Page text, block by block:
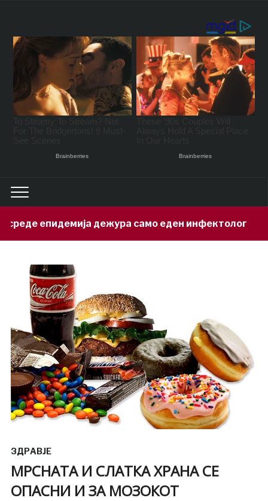
само еден инфектолог 15 hours ago
ЗДРАВЈЕ
МРСНАТА И СЛАТКА ХРАНА СЕ
ОПАСНИ И ЗА МОЗОКОТ